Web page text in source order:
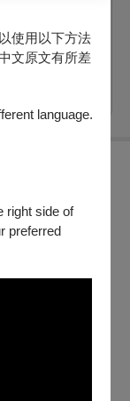
使用以下方法
文原文有所差
language.
right side of
preferred
》